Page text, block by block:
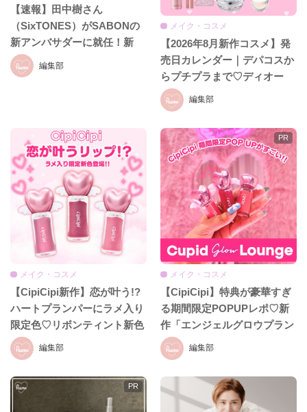
編集部
【速報】田中樹さん
（SixTONES）がSABONの
新アンバサダーに就任！新
CM初公開＆就任発表会をレ
ポ♡
編集部
メイク・コスメ
【2026年8月新作コスメ】発
売日カレンダー｜デパコスか
らプチプラまで♡ディオー
ル、イヴ・サンローラン、ケ
イト、セザンヌほか話題ブラ
ンドまとめ
編集部
メイク・コスメ
【CipiCipi新作】恋が叶う!?
ハートプランパーにラメ入り
限定色♡リボンティント新色
も8月19日発売
編集部
メイク・コスメ
【CipiCipi】特典が豪華すぎ
る期間限定POPUPレポ♡新
作「エンジェルグロウプラン
パー」も必見!!